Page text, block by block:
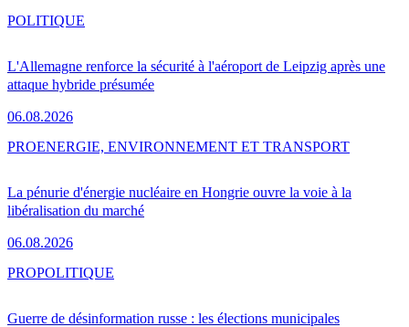
L'Allemagne renforce la sécurité à l'aéroport de Leipzig après une
attaque hybride présumée
06.08.2026
POLITIQUE
La pénurie d'énergie nucléaire en Hongrie ouvre la voie à la
libéralisation du marché
06.08.2026
PROENERGIE, ENVIRONNEMENT ET TRANSPORT
Guerre de désinformation russe : les élections municipales
PROPOLITIQUE